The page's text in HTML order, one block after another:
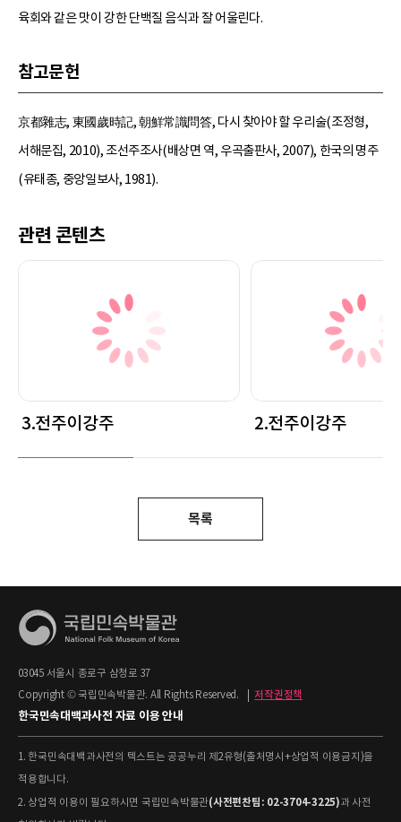
육회와 같은 맛이 강한 단백질 음식과 잘 어울린다.
참고문헌
京都雜志, 東國歲時記, 朝鮮常識問答, 다시 찾아야 할 우리술(조정형,
서해문집, 2010), 조선주조사(배상면 역, 우곡출판사, 2007), 한국의 명주
(유태종, 중앙일보사, 1981).
관련 콘텐츠
3.전주이강주 2.전주이강주
목록
03045 서울시 종로구 삼청로 37
Copyright © 국립민속박물관. All Rights Reserved.
저작권정책
한국민속대백과사전 자료 이용 안내
1. 한국민속대백과사전의 텍스트는 공공누리 제2유형(출처명시+상업적 이용금지)을
적용합니다.
2. 상업적 이용이 필요하시면 국립민속박물관(사전편찬팀: 02-3704-3225)과 사전